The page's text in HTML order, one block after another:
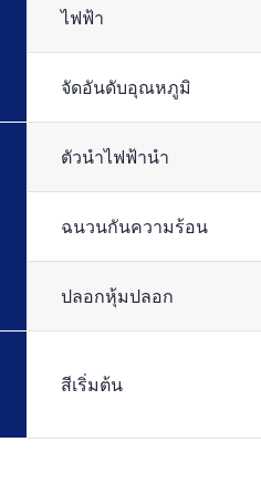
ไฟฟ้า
จัดอันดับอุณหภูมิ
ตัวนำไฟฟ้านำ
ฉนวนกันความร้อน
ปลอกหุ้มปลอก
สีเริ่มต้น